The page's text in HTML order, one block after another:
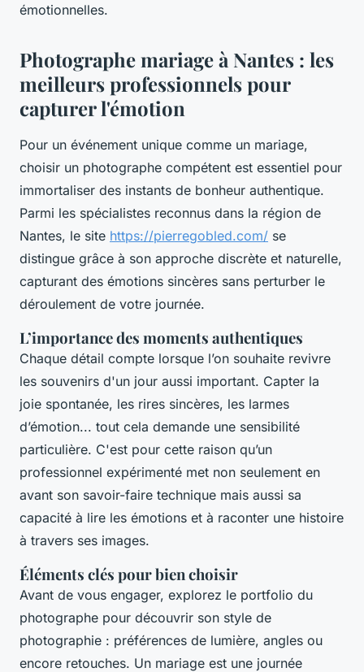
émotionnelles.
Photographe mariage à Nantes : les
meilleurs professionnels pour
capturer l'émotion
Pour un événement unique comme un mariage,
choisir un photographe compétent est essentiel pour
immortaliser des instants de bonheur authentique.
Parmi les spécialistes reconnus dans la région de
Nantes, le site https://pierregobled.com/ se
distingue grâce à son approche discrète et naturelle,
capturant des émotions sincères sans perturber le
déroulement de votre journée.
L’importance des moments authentiques
Chaque détail compte lorsque l’on souhaite revivre
les souvenirs d'un jour aussi important. Capter la
joie spontanée, les rires sincères, les larmes
d’émotion... tout cela demande une sensibilité
particulière. C'est pour cette raison qu’un
professionnel expérimenté met non seulement en
avant son savoir-faire technique mais aussi sa
capacité à lire les émotions et à raconter une histoire
à travers ses images.
Éléments clés pour bien choisir
Avant de vous engager, explorez le portfolio du
photographe pour découvrir son style de
photographie : préférences de lumière, angles ou
encore retouches. Un mariage est une journée